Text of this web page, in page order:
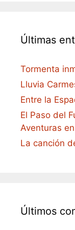
Últimas
Tormenta
Lluvia
Entre la
El Paso del
Aventuras
La canción
Últimos